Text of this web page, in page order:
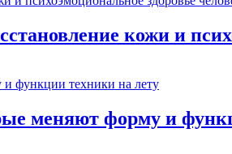
кожи и
меняют форму и